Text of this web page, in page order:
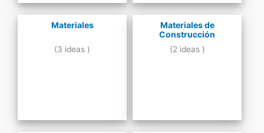
Materiales
(3 ideas )
Materiales de
Construcción
(2 ideas )